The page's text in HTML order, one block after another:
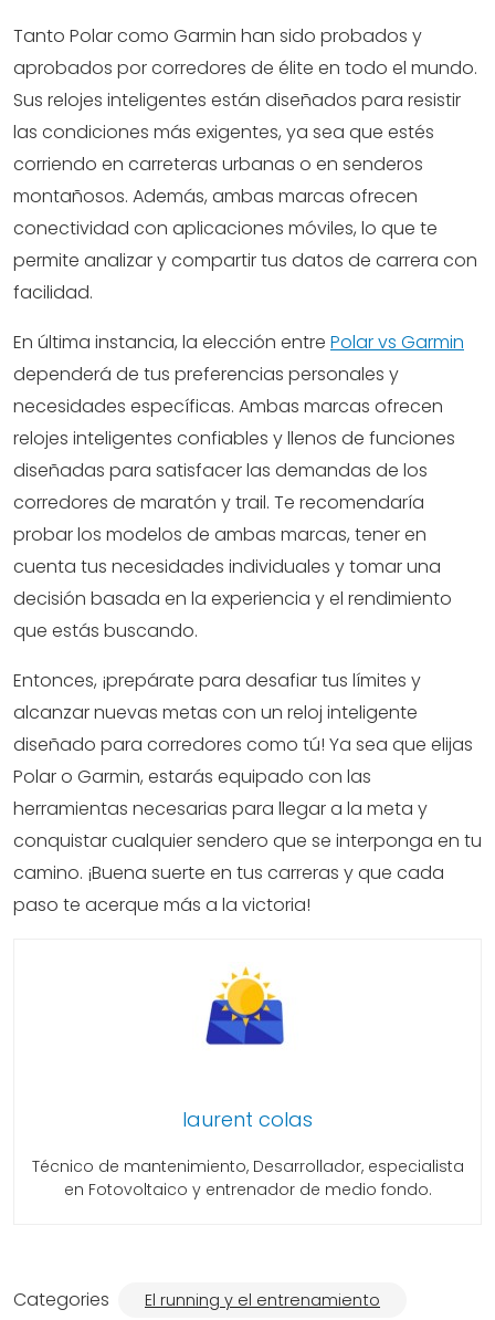
Tanto Polar como Garmin han sido probados y
aprobados por corredores de élite en todo el mundo.
Sus relojes inteligentes están diseñados para resistir
las condiciones más exigentes, ya sea que estés
corriendo en carreteras urbanas o en senderos
montañosos. Además, ambas marcas ofrecen
conectividad con aplicaciones móviles, lo que te
permite analizar y compartir tus datos de carrera con
facilidad.
En última instancia, la elección entre Polar vs Garmin
dependerá de tus preferencias personales y
necesidades específicas. Ambas marcas ofrecen
relojes inteligentes confiables y llenos de funciones
diseñadas para satisfacer las demandas de los
corredores de maratón y trail. Te recomendaría
probar los modelos de ambas marcas, tener en
cuenta tus necesidades individuales y tomar una
decisión basada en la experiencia y el rendimiento
que estás buscando.
Entonces, ¡prepárate para desafiar tus límites y
alcanzar nuevas metas con un reloj inteligente
diseñado para corredores como tú! Ya sea que elijas
Polar o Garmin, estarás equipado con las
herramientas necesarias para llegar a la meta y
conquistar cualquier sendero que se interponga en tu
camino. ¡Buena suerte en tus carreras y que cada
paso te acerque más a la victoria!
laurent colas
Técnico de mantenimiento, Desarrollador, especialista
en Fotovoltaico y entrenador de medio fondo.
Categories El running y el entrenamiento